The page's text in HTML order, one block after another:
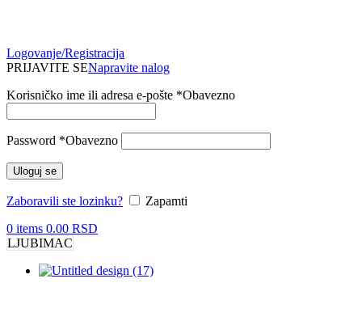
Logovanje/Registracija
PRIJAVITE SENapravite nalog
Korisničko ime ili adresa e-pošte *Obavezno
Password *Obavezno
Uloguj se
Zaboravili ste lozinku?
Zapamti
0 items 0.00 RSD
LJUBIMAC